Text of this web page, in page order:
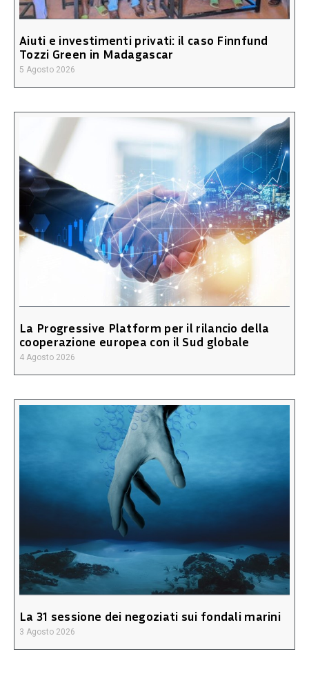
Aiuti e investimenti privati: il caso Finnfund
Tozzi Green in Madagascar
5 Agosto 2026
La Progressive Platform per il rilancio della
cooperazione europea con il Sud globale
4 Agosto 2026
La 31 sessione dei negoziati sui fondali marini
3 Agosto 2026